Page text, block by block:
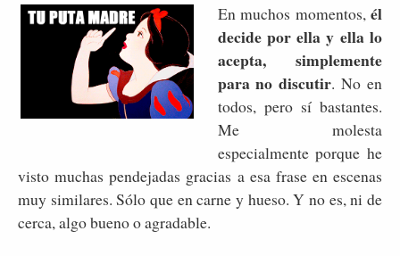
En muchos momentos, él
decide por ella y ella lo
acepta, simplemente
para no discutir. No en
todos, pero sí bastantes.
Me molesta
especialmente porque he
visto muchas pendejadas gracias a esa frase en escenas
muy similares. Sólo que en carne y hueso. Y no es, ni de
cerca, algo bueno o agradable.